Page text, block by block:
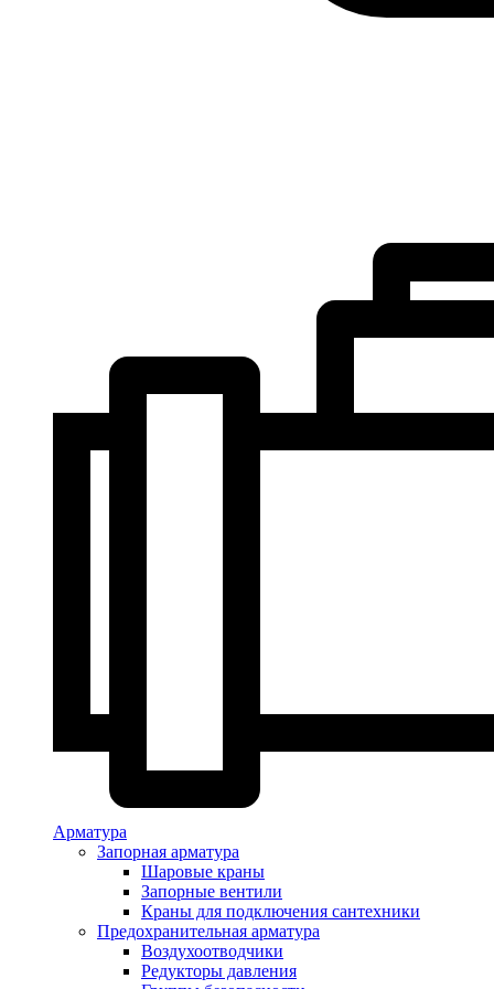
Арматура
Запорная арматура
Шаровые краны
Запорные вентили
Краны для подключения сантехники
Предохранительная арматура
Воздухоотводчики
Редукторы давления